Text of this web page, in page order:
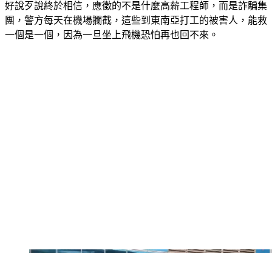
好說歹說終於相信，應徵的不是什麼高薪工程師，而是詐騙集
團，警方每天在機場攔截，這些到東南亞打工的被害人，能救
一個是一個，因為一旦坐上飛機恐怕再也回不來。